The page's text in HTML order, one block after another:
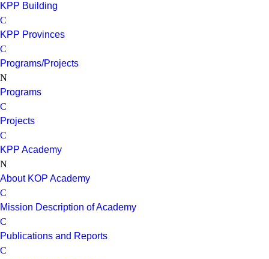
KPP Building
KPP Provinces
Programs/Projects
Programs
Projects
KPP Academy
About KOP Academy
Mission Description of Academy
Publications and Reports